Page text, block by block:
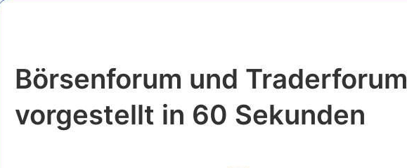
Börsenforum und Traderforum
vorgestellt in 60 Sekunden